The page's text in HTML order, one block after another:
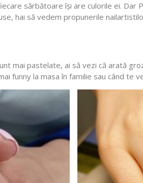
sărbătoare își are culorile ei.
hai să vedem propunerile
mai pastelate, ai să vezi că arată
funny la masa în familie sau când te